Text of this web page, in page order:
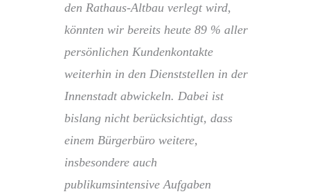
den Rathaus-Altbau verlegt wird,
könnten wir bereits heute 89 % aller
persönlichen Kundenkontakte
weiterhin in den Dienststellen in der
Innenstadt abwickeln. Dabei ist
bislang nicht berücksichtigt, dass
einem Bürgerbüro weitere,
insbesondere auch
publikumsintensive Aufgaben